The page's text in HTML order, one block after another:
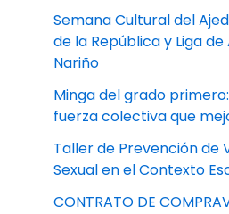
Semana Cultural del
de la República y Liga
Nariño
Minga del grado
fuerza colectiva que
Taller de Prevención de
Sexual en el Contexto
CONTRATO DE